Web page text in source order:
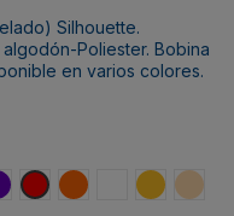
Silhouette.
Poliester. Bobina
en varios colores.
MoradoRojo Mandarina
Blanco Naranja